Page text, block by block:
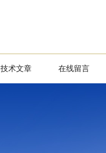
技术文章 在线留言